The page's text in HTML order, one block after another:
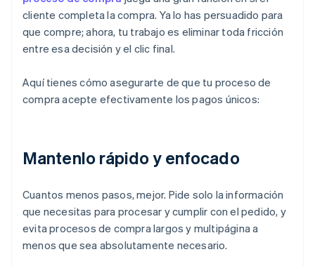
cliente completa la compra. Ya lo has persuadido para
que compre; ahora, tu trabajo es eliminar toda fricción
entre esa decisión y el clic final.
Aquí tienes cómo asegurarte de que tu proceso de
compra acepte efectivamente los pagos únicos:
Mantenlo rápido y enfocado
Cuantos menos pasos, mejor. Pide solo la información
que necesitas para procesar y cumplir con el pedido, y
evita procesos de compra largos y multipágina a
menos que sea absolutamente necesario.